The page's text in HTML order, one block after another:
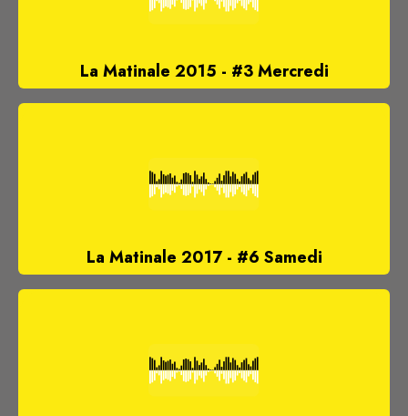
La Matinale 2015 - #3 Mercredi
La Matinale 2017 - #6 Samedi